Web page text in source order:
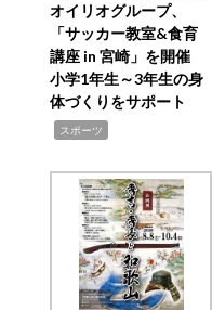
オイリオグループ、
「サッカー教室&食育
講座 in 宮崎」を開催
小学1年生～3年生の身
体づくりをサポート
スポーツ